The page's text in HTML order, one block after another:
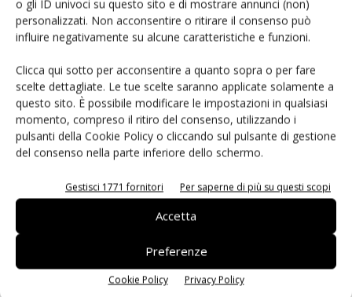
o gli ID univoci su questo sito e di mostrare annunci (non)
personalizzati. Non acconsentire o ritirare il consenso può
influire negativamente su alcune caratteristiche e funzioni.
Clicca qui sotto per acconsentire a quanto sopra o per fare
scelte dettagliate. Le tue scelte saranno applicate solamente a
questo sito. È possibile modificare le impostazioni in qualsiasi
momento, compreso il ritiro del consenso, utilizzando i
pulsanti della Cookie Policy o cliccando sul pulsante di gestione
del consenso nella parte inferiore dello schermo.
Gestisci 1771 fornitori Per saperne di più su questi scopi
Accetta
Preferenze
Cookie Policy Privacy Policy
Come cambieranno, nel prossimo futuro, i vostri
mercati di riferimento?
Le applicazioni industriali stanno evolvendo rapidamente.
Anche qui, la parola chiave è “wireless”. I dati e le
informazioni si comunicano in modo affidabile sfruttando
reti senza fili e utilizzando nodi che consumano poco o
niente. Abbiamo realizzato prodotti di energy harvesting
(capaci cioè di sfruttare l’energia dispersa nell’ambiente) e
reti wireless di sensori. Con le stesse caratteristiche di
precisione e affidabilità delle tradizionali reti cablate. Ma
con un costo decisamente inferiore e con consumi ridotti.
Nel settore dell’automobile, stiamo dando un contributo